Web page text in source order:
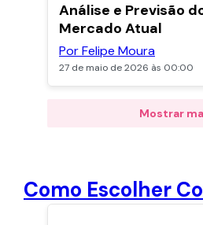
Análise e Previsão
Mercado Atual
Por Felipe Moura
27 de maio de 2026 às 00:00
Mostrar
Como Escolher